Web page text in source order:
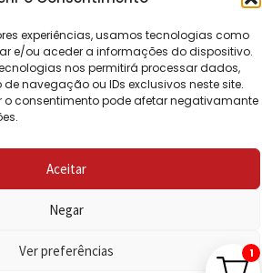
experiências, usamos tecnologias como
e/ou aceder a informações do dispositivo.
nos permitirá processar dados,
navegação ou IDs exclusivos neste site.
o consentimento pode afetar negativamante
Aceitar
Negar
Ver preferências
Saída de Emergência. Todos os
reservados.
1